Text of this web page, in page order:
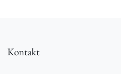
Kontakt